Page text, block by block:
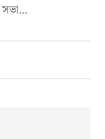
সভা…